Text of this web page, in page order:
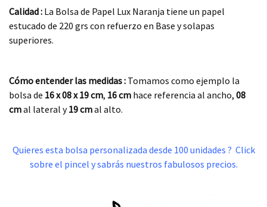
Calidad : La Bolsa de Papel Lux Naranja tiene un papel
estucado de 220 grs con refuerzo en Base y solapas
superiores.
Cómo entender las medidas : Tomamos como ejemplo la
bolsa de 16 x 08 x 19cm, 16 cm hace referencia al ancho, 08
cmal lateral y19 cmal alto.
Quieres esta bolsa personalizada desde 100 unidades ? Click
sobre el pincel y sabrás nuestros fabulosos precios.